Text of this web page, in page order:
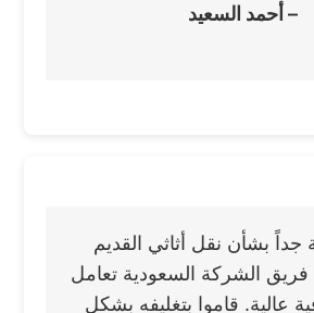
– أحمد السعيد
بشأن نقل أثاثي القديم
فريق الشركة السعودية تعامل
عالية. قاموا بتغليفه بشكل